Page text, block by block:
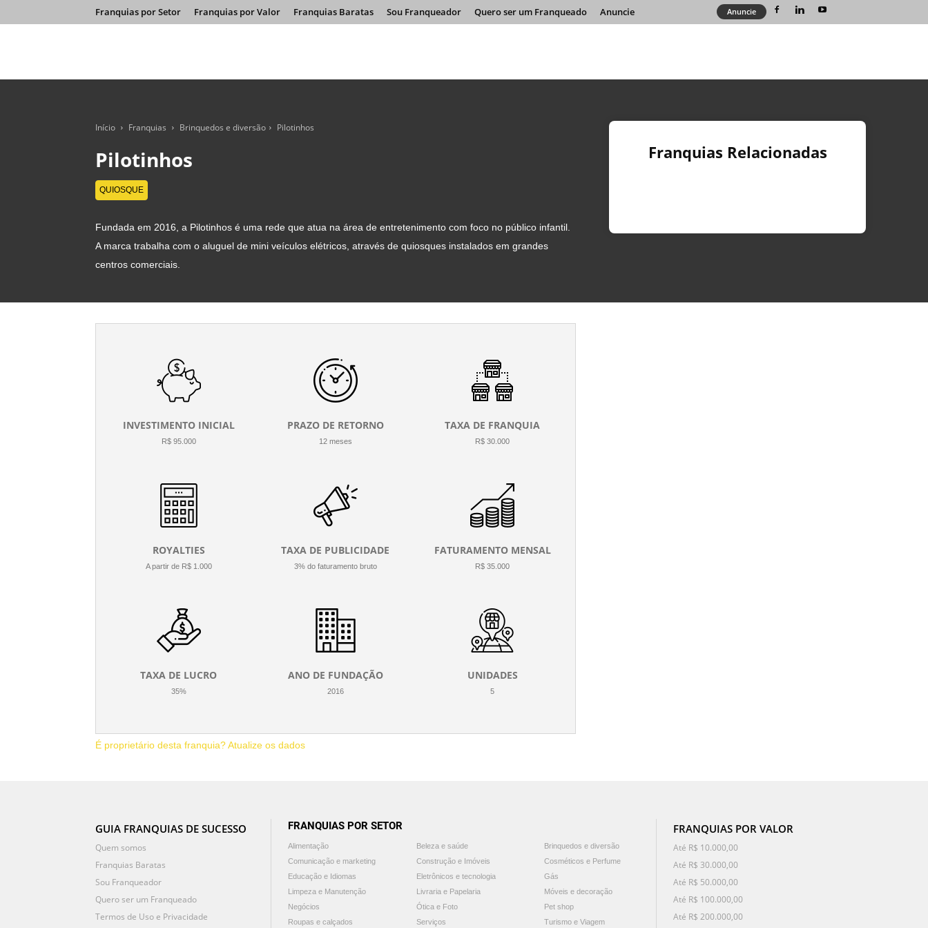
Franquias por Setor Franquias por Valor Franquias Baratas Sou Franqueador Quero ser um Franqueado Anuncie Anuncie
Início Franquias Brinquedos e diversão Pilotinhos
Pilotinhos
QUIOSQUE
Fundada em 2016, a Pilotinhos é uma rede que atua na área de entretenimento com foco no público infantil.
A marca trabalha com o aluguel de mini veículos elétricos, através de quiosques instalados em grandes
centros comerciais.
Franquias Relacionadas
INVESTIMENTO INICIAL
R$ 95.000
PRAZO DE RETORNO
12 meses
TAXA DE FRANQUIA
R$ 30.000
ROYALTIES
A partir de R$ 1.000
TAXA DE PUBLICIDADE
3% do faturamento bruto
FATURAMENTO MENSAL
R$ 35.000
TAXA DE LUCRO
35%
ANO DE FUNDAÇÃO
2016
UNIDADES
5
É proprietário desta franquia? Atualize os dados
GUIA FRANQUIAS DE SUCESSO
Quem somos
Franquias Baratas
Sou Franqueador
Quero ser um Franqueado
Termos de Uso e Privacidade
FRANQUIAS POR SETOR
Alimentação Beleza e saúde
Brinquedos e diversão
Comunicação e marketing
Construção e Imóveis
Cosméticos e Perfume
Educação e Idiomas
Eletrônicos e tecnologia
Gás
Limpeza e Manutenção
Livraria e Papelaria
Móveis e decoração
Negócios
Ótica e Foto
Pet shop
Roupas e calçados
Serviços Turismo e Viagem
FRANQUIAS POR VALOR
Até R$ 10.000,00
Até R$ 30.000,00
Até R$ 50.000,00
Até R$ 100.000,00
Até R$ 200.000,00